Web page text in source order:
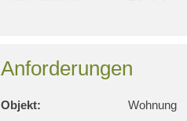
Anforderungen
Objekt:
Wohnung